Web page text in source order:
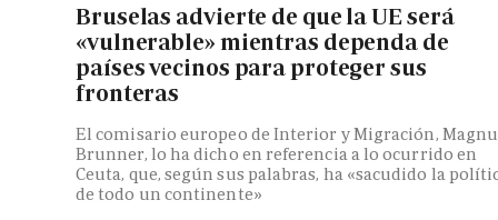
Bruselas advierte de que la UE será
«vulnerable» mientras dependa de
países vecinos para proteger sus
fronteras
El comisario europeo de Interior y Migración,
Brunner, lo ha dicho en referencia a lo ocurrido en
Ceuta, que, según sus palabras, ha «sacudido la
de todo un continente»